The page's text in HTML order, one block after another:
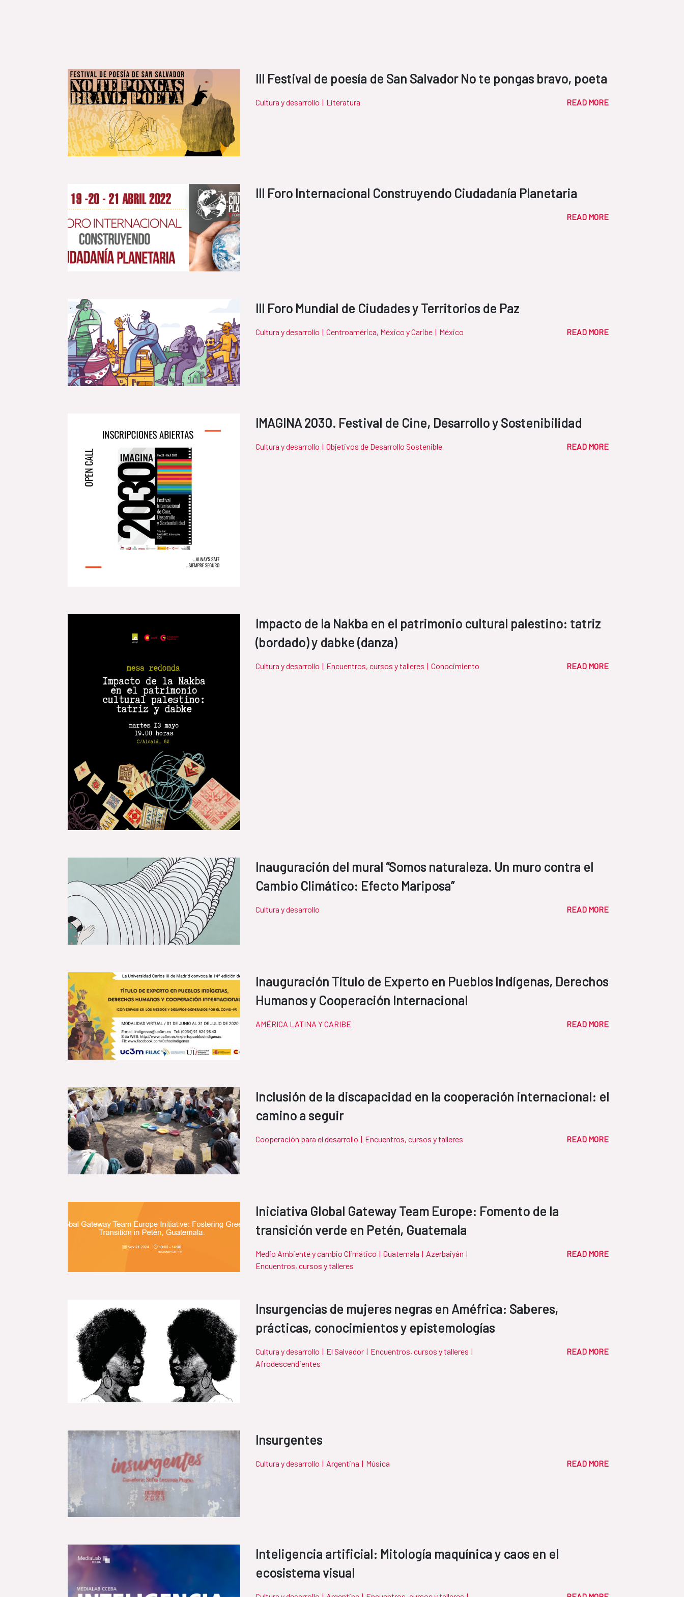
III Festival de poesía de San Salvador No te pongas bravo, poeta
Cultura y desarrollo | Literatura READ MORE
III Foro Internacional Construyendo Ciudadanía Planetaria
READ MORE
III Foro Mundial de Ciudades y Territorios de Paz
Cultura y desarrollo | Centroamérica, México y Caribe | México READ MORE
IMAGINA 2030. Festival de Cine, Desarrollo y Sostenibilidad
Cultura y desarrollo | Objetivos de Desarrollo Sostenible READ MORE
Impacto de la Nakba en el patrimonio cultural palestino: tatriz
(bordado) y dabke (danza)
Cultura y desarrollo | Encuentros, cursos y talleres | Conocimiento READ MORE
Inauguración del mural “Somos naturaleza. Un muro contra el
Cambio Climático: Efecto Mariposa”
Cultura y desarrollo READ MORE
Inauguración Título de Experto en Pueblos Indígenas, Derechos
Humanos y Cooperación Internacional
AMÉRICA LATINA Y CARIBE READ MORE
Inclusión de la discapacidad en la cooperación internacional: el
camino a seguir
Cooperación para el desarrollo | Encuentros, cursos y talleres READ MORE
Iniciativa Global Gateway Team Europe: Fomento de la
transición verde en Petén, Guatemala
Medio Ambiente y cambio Climático | Guatemala | Azerbaiyán |
Encuentros, cursos y talleres
READ MORE
Insurgencias de mujeres negras en Améfrica: Saberes,
prácticas, conocimientos y epistemologías
Cultura y desarrollo | El Salvador | Encuentros, cursos y talleres |
Afrodescendientes
READ MORE
Insurgentes
Cultura y desarrollo | Argentina | Música READ MORE
Inteligencia artificial: Mitología maquínica y caos en el
ecosistema visual